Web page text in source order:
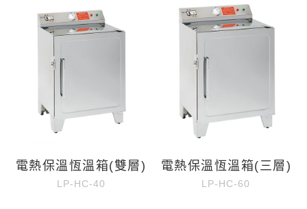
電熱保溫恆溫箱(雙層)
LP-HC-40
電熱保溫恆溫箱(三層)
LP-HC-60